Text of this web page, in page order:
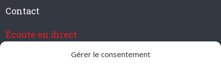
Gérer le consentement
Contact
Écoute en direct